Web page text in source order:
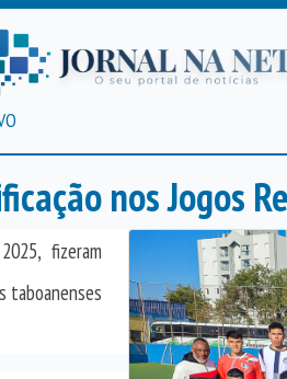
nos Jogos
fizeram
taboanenses